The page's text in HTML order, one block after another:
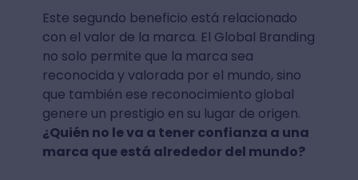
Este segundo beneficio está relacionado
con el valor de la marca. El Global Branding
no solo permite que la marca sea
reconocida y valorada por el mundo, sino
que también ese reconocimiento global
genere un prestigio en su lugar de origen.
¿Quién no le va a tener confianza a una
marca que está alrededor del mundo?